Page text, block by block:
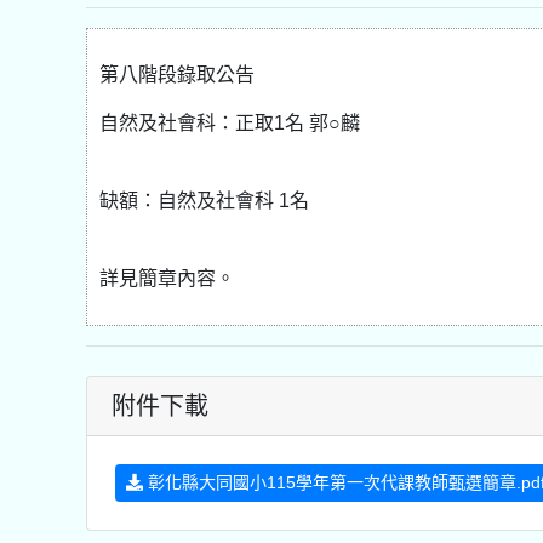
第八階段錄取公告
自然及社會科：正取1名 郭○麟
缺額：自然及社會科 1名
詳見簡章內容。
附件下載
彰化縣大同國小115學年第一次代課教師甄選簡章